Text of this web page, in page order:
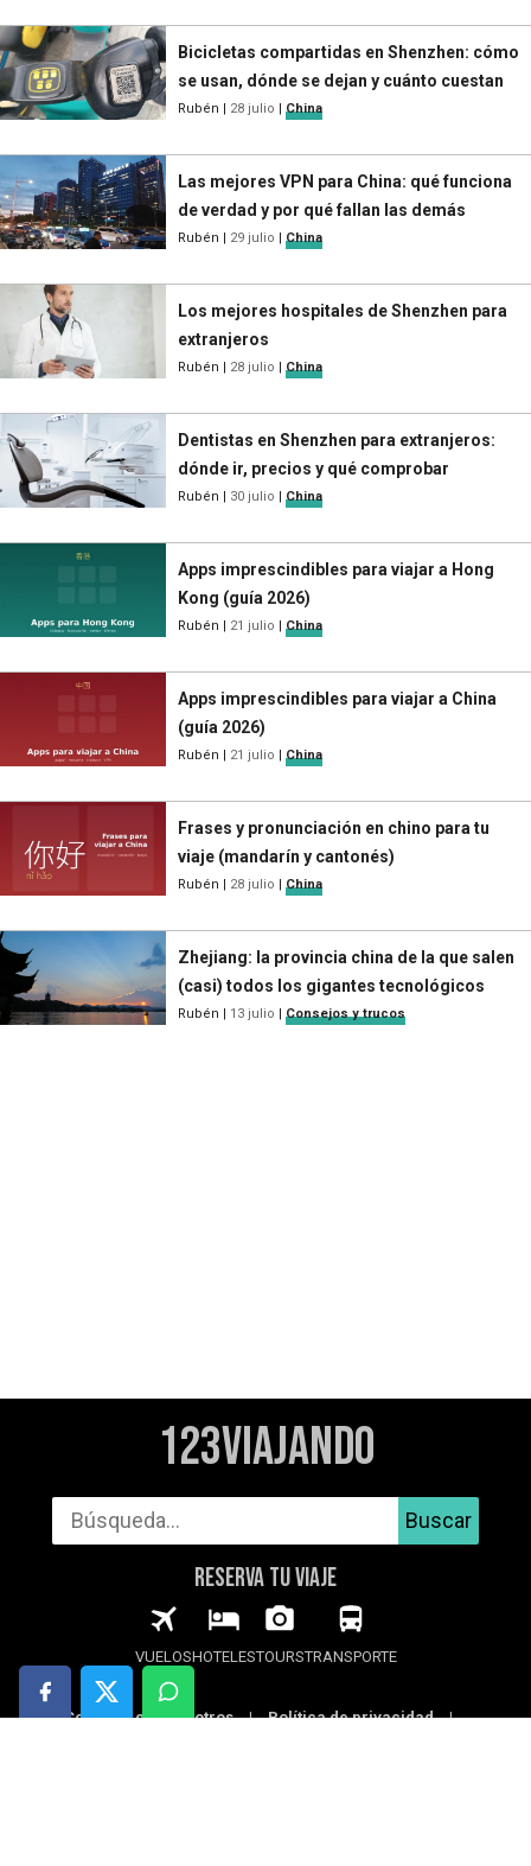
Bicicletas compartidas en Shenzhen: cómo
se usan, dónde se dejan y cuánto cuestan
Rubén | 28 julio | China
Las mejores VPN para China: qué funciona
de verdad y por qué fallan las demás
Rubén | 29 julio | China
Los mejores hospitales de Shenzhen para
extranjeros
Rubén | 28 julio | China
Dentistas en Shenzhen para extranjeros:
dónde ir, precios y qué comprobar
Rubén | 30 julio | China
Apps imprescindibles para viajar a Hong
Kong (guía 2026)
Rubén | 21 julio | China
Apps imprescindibles para viajar a China
(guía 2026)
Rubén | 21 julio | China
Frases y pronunciación en chino para tu
viaje (mandarín y cantonés)
Rubén | 28 julio | China
Zhejiang: la provincia china de la que salen
(casi) todos los gigantes tecnológicos
Rubén | 13 julio | Consejos y trucos
123Viajando
Buscar
RESERVA TU VIAJE
VUELOSHOTELESTOURSTRANSPORTE
Contacta con nosotros | Política de privacidad |